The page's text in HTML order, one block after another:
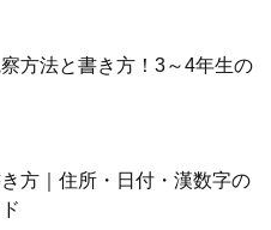
方法と書き方！3～4年生の
方｜住所・日付・漢数字の